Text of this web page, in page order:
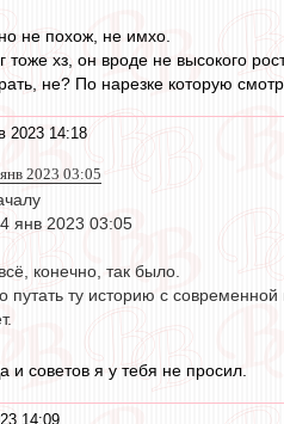
не похож, не имхо.
хз, он вроде не высокого
не? По нарезке которую
2023 14:18
2023 03:05
янв 2023 03:05
конечно, так было.
путать ту историю с современной
и советов я у тебя не просил.
14:09